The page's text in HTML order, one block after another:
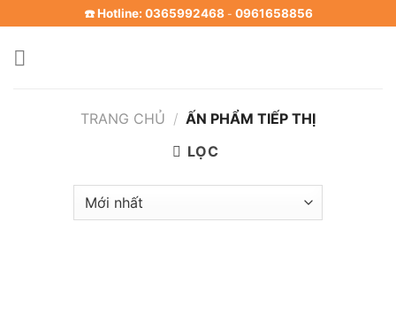
to
content
☎️ Hotline: 0365992468 - 0961658856
TRANG CHỦ / ẤN PHẨM TIẾP THỊ
LỌC